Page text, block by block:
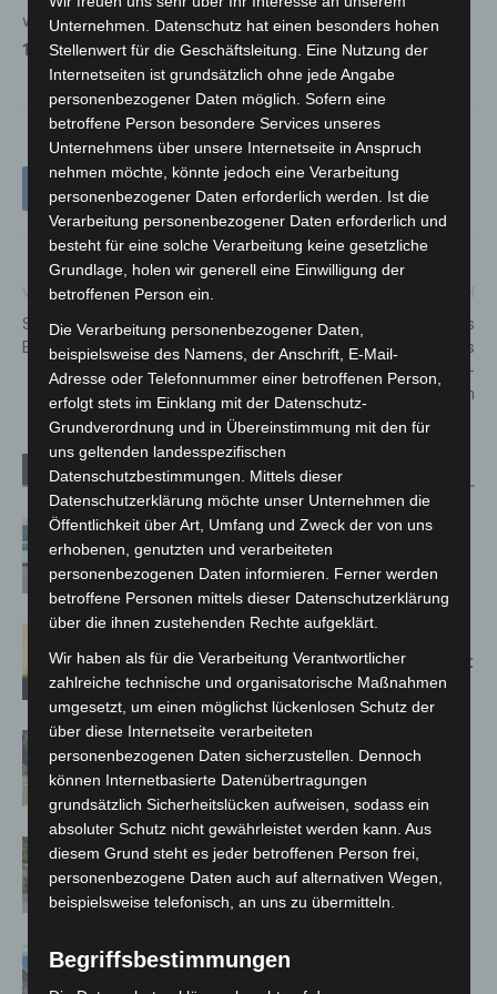
wird gebeten, sich unter der Telefonnummer0511 109-
1888beim Verkehrsunfalldienst Hannover zu melden.
Vorheriger Artikel
Streik-Retter-Ticket im
Erlebnis-Zoo Hannover
Waffenruhe machte es
möglich: Somali-Esel aus
Israel endlich in den Serengeti-
Park ausgeflogen
Verwandte Artikel Mehr vom Autor
Niedersachsen: Feuerwehrkräfte
kehren nach Waldbrandeinsatz aus
Spanien zurück
Hannover: Erste Tigermücken-
Population in Niedersachsen entdeckt
Brand im „Haus der Begegnung“ in
Neuwarmbüchen schnell eingedämmt
Region Hannover: 21 neue
Notfallsanitäter starten beim Roten
Kreuz
Mann läuft mit Hockeyschläger über
Unternehmen. Datenschutz hat einen besonders hohen
Stellenwert für die Geschäftsleitung. Eine Nutzung der
Internetseiten ist grundsätzlich ohne jede Angabe
personenbezogener Daten möglich. Sofern eine
betroffene Person besondere Services unseres
Unternehmens über unsere Internetseite in Anspruch
nehmen möchte, könnte jedoch eine Verarbeitung
personenbezogener Daten erforderlich werden. Ist die
Verarbeitung personenbezogener Daten erforderlich und
besteht für eine solche Verarbeitung keine gesetzliche
Grundlage, holen wir generell eine Einwilligung der
betroffenen Person ein.
Die Verarbeitung personenbezogener Daten,
beispielsweise des Namens, der Anschrift, E-Mail-
Adresse oder Telefonnummer einer betroffenen Person,
erfolgt stets im Einklang mit der Datenschutz-
Grundverordnung und in Übereinstimmung mit den für
uns geltenden landesspezifischen
Datenschutzbestimmungen. Mittels dieser
Datenschutzerklärung möchte unser Unternehmen die
Öffentlichkeit über Art, Umfang und Zweck der von uns
erhobenen, genutzten und verarbeiteten
personenbezogenen Daten informieren. Ferner werden
betroffene Personen mittels dieser Datenschutzerklärung
über die ihnen zustehenden Rechte aufgeklärt.
Wir haben als für die Verarbeitung Verantwortlicher
zahlreiche technische und organisatorische Maßnahmen
umgesetzt, um einen möglichst lückenlosen Schutz der
über diese Internetseite verarbeiteten
personenbezogenen Daten sicherzustellen. Dennoch
können Internetbasierte Datenübertragungen
grundsätzlich Sicherheitslücken aufweisen, sodass ein
absoluter Schutz nicht gewährleistet werden kann. Aus
diesem Grund steht es jeder betroffenen Person frei,
personenbezogene Daten auch auf alternativen Wegen,
beispielsweise telefonisch, an uns zu übermitteln.
Begriffsbestimmungen